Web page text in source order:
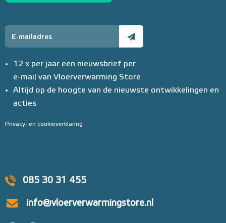
085 30 31 455
info@vloerverwarmingstore.nl
12 x per jaar een nieuwsbrief per
e-mail van Vloerverwarming Store
Altijd op de hoogte van de nieuwste ontwikkelingen en
acties
Privacy- en cookieverklaring